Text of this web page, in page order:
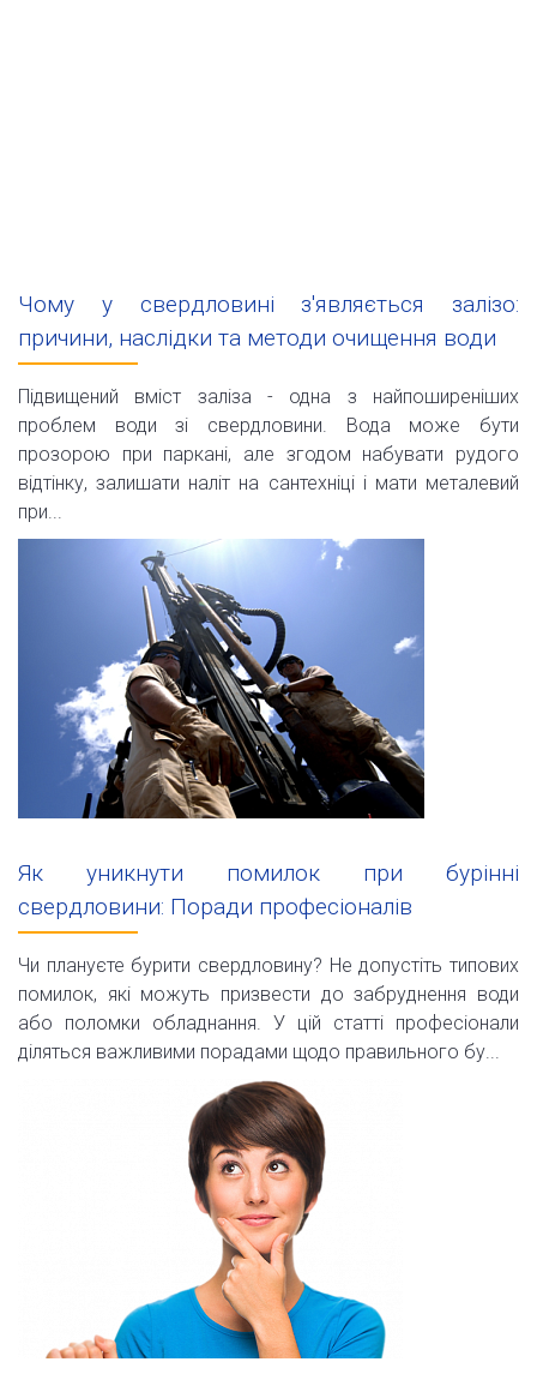
Чому у свердловині з'являється залізо:
причини, наслідки та методи очищення води
Підвищений вміст заліза - одна з найпоширеніших
проблем води зі свердловини. Вода може бути
прозорою при паркані, але згодом набувати рудого
відтінку, залишати наліт на сантехніці і мати металевий
при...
Як уникнути помилок при бурінні
свердловини: Поради професіоналів
Чи плануєте бурити свердловину? Не допустіть типових
помилок, які можуть призвести до забруднення води
або поломки обладнання. У цій статті професіонали
діляться важливими порадами щодо правильного бу...